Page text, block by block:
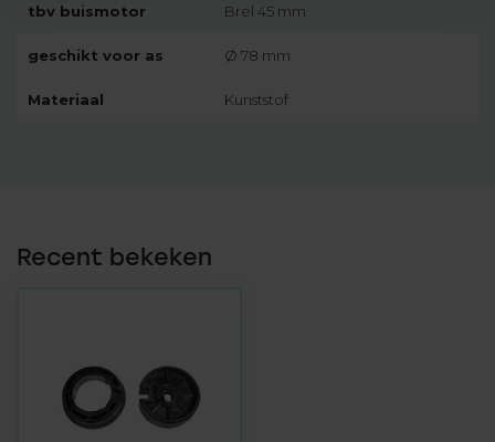
tbv buismotor Brel 45 mm
geschikt voor as Ø 78 mm
Materiaal Kunststof
Recent bekeken